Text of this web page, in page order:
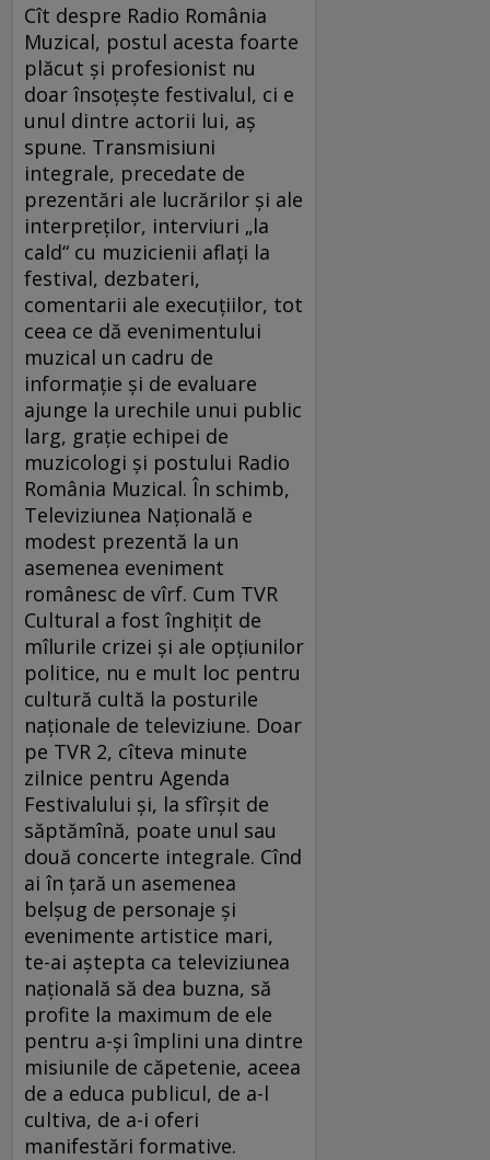
Cît despre Radio România
Muzical, postul acesta foarte
plăcut şi profesionist nu
doar însoţeşte festivalul, ci e
unul dintre actorii lui, aş
spune. Transmisiuni
integrale, precedate de
prezentări ale lucrărilor şi ale
interpreţilor, interviuri „la
cald“ cu muzicienii aflaţi la
festival, dezbateri,
comentarii ale execuţiilor, tot
ceea ce dă evenimentului
muzical un cadru de
informaţie şi de evaluare
ajunge la urechile unui public
larg, graţie echipei de
muzicologi şi postului Radio
România Muzical. În schimb,
Televiziunea Naţională e
modest prezentă la un
asemenea eveniment
românesc de vîrf. Cum TVR
Cultural a fost înghiţit de
mîlurile crizei şi ale opţiunilor
politice, nu e mult loc pentru
cultură cultă la posturile
naţionale de televiziune. Doar
pe TVR 2, cîteva minute
zilnice pentru Agenda
Festivalului şi, la sfîrşit de
săptămînă, poate unul sau
două concerte integrale. Cînd
ai în ţară un asemenea
belşug de personaje şi
evenimente artistice mari,
te-ai aştepta ca televiziunea
naţională să dea buzna, să
profite la maximum de ele
pentru a-şi împlini una dintre
misiunile de căpetenie, aceea
de a educa publicul, de a-l
cultiva, de a-i oferi
manifestări formative.